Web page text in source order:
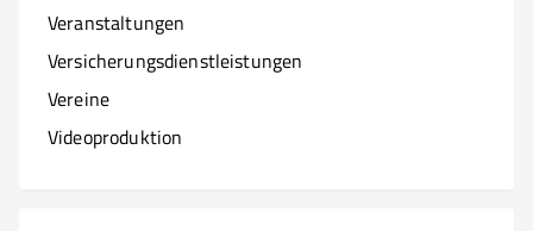
Veranstaltungen
Versicherungsdienstleistungen
Vereine
Videoproduktion